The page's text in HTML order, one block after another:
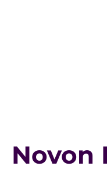
Novon